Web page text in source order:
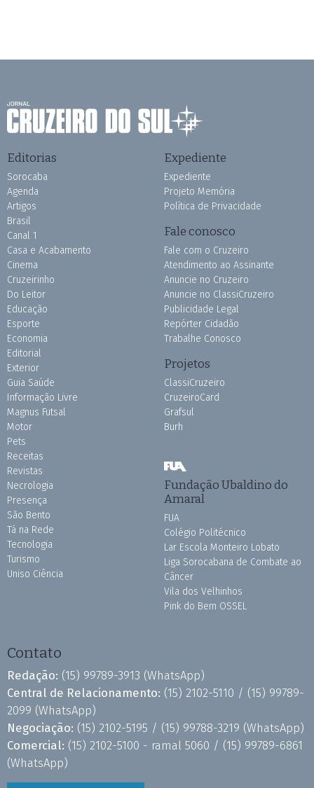
Editorias
Sorocaba
Agenda
Artigos
Brasil
Canal 1
Casa e Acabamento
Cinema
Cruzeirinho
Do Leitor
Educação
Esporte
Economia
Editorial
Exterior
Guia Saúde
Informação Livre
Magnus Futsal
Motor
Pets
Receitas
Revistas
Necrologia
Presença
São Bento
Tá na Rede
Tecnologia
Turismo
Uniso Ciência
Expediente
Expediente
Projeto Memória
Política de Privacidade
Fale conosco
Fale com o Cruzeiro
Atendimento ao Assinante
Anuncie no Cruzeiro
Anuncie no ClassiCruzeiro
Publicidade Legal
Repórter Cidadão
Trabalhe Conosco
Projetos
ClassiCruzeiro
CruzeiroCard
Grafsul
Burh
Fundação Ubaldino do
Amaral
FUA
Colégio Politécnico
Lar Escola Monteiro Lobato
Liga Sorocabana de Combate ao
Câncer
Vila dos Velhinhos
Pink do Bem OSSEL
Contato
Redação: (15) 99789-3913 (WhatsApp)
Central de Relacionamento: (15) 2102-5110 / (15) 99789-
2099 (WhatsApp)
Negociação: (15) 2102-5195 / (15) 99788-3219 (WhatsApp)
Comercial: (15) 2102-5100 - ramal 5060 / (15) 99789-6861
(WhatsApp)